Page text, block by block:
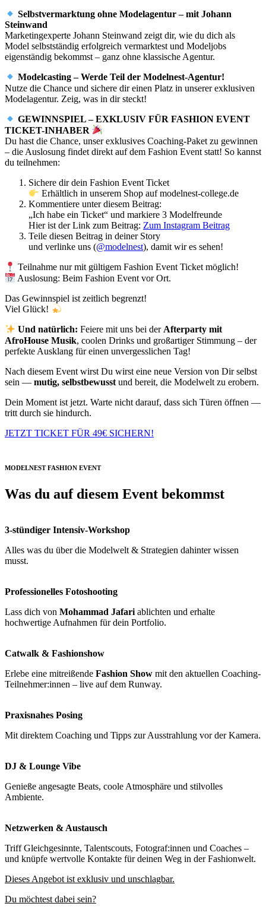
Selbstvermarktung ohne Modelagentur – mit Johann
Steinwand
Marketingexperte Johann Steinwand zeigt dir, wie du dich als
Model selbstständig erfolgreich vermarktest und Modeljobs
eigenständig bekommst – ganz ohne klassische Agentur.
Modelcasting – Werde Teil der Modelnest-Agentur!
Nutze die Chance und sichere dir einen Platz in unserer exklusiven
Modelagentur. Zeig, was in dir steckt!
GEWINNSPIEL – EXKLUSIV FÜR FASHION EVENT
TICKET-INHABER
Du hast die Chance, unser exklusives Coaching-Paket zu gewinnen
– die Auslosung findet direkt auf dem Fashion Event statt! So kannst
du teilnehmen:
Sichere dir dein Fashion Event Ticket
Erhältlich in unserem Shop auf modelnest-college.de
Kommentiere unter diesem Beitrag:
„Ich habe ein Ticket“ und markiere 3 Modelfreunde
Hier ist der Link zum Beitrag: Zum Instagram Beitrag
Teile diesen Beitrag in deiner Story
und verlinke uns (@modelnest), damit wir es sehen!
Teilnahme nur mit gültigem Fashion Event Ticket möglich!
Auslosung: Beim Fashion Event vor Ort.
Das Gewinnspiel ist zeitlich begrenzt!
Viel Glück!
Und natürlich: Feiere mit uns bei derAfterparty mit
AfroHouse Musik, coolen Drinks und großartiger Stimmung – der
perfekte Ausklang für einen unvergesslichen Tag!
Nach diesem Event wirst Du wirst eine neue Version von Dir selbst
sein — mutig, selbstbewusst und bereit, die Modelwelt zu erobern.
Dein Moment ist jetzt. Warte nicht darauf, dass sich Türen öffnen —
tritt durch sie hindurch.
JETZT TICKET FÜR 49€ SICHERN!
MODELNEST FASHION EVENT
Was du auf diesem Event bekommst
3-stündiger Intensiv-Workshop
Alles was du über die Modelwelt & Strategien dahinter wissen
musst.
Professionelles Fotoshooting
Lass dich von Mohammad Jafari ablichten und erhalte
hochwertige Aufnahmen für dein Portfolio.
Catwalk & Fashionshow
Erlebe eine mitreißende Fashion Show mit den aktuellen Coaching-
Teilnehmer:innen – live auf dem Runway.
Praxisnahes Posing
Mit direktem Coaching und Tipps zur Ausstrahlung vor der Kamera.
DJ & Lounge Vibe
Genieße angesagte Beats, coole Atmosphäre und stilvolles
Ambiente.
Netzwerken & Austausch
Triff Gleichgesinnte, Talentscouts, Fotograf:innen und Coaches –
und knüpfe wertvolle Kontakte für deinen Weg in der Fashionwelt.
Dieses Angebot ist exklusiv und unschlagbar.
Du möchtest dabei sein?